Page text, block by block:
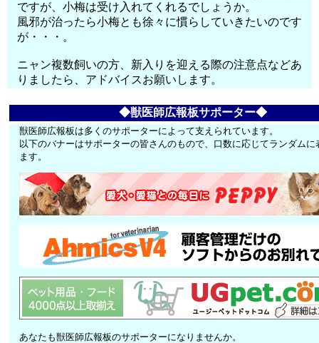
ですが、小梅は受け入れてくれるでしょうか。
風邪が治ったら小梅とも徐々に慣らしていきたいのです
が・・・。
ニャン複数飼いの方、新入りを迎える際の注意点などあ
りましたら、アドバイスお願いします。
◆獣医師広報板サポーター◆
獣医師広報板は多くのサポーターによって支えられています。
以下のバナーはサポーターの皆さんのもので、口数に応じてランダムに
ます。
あなたも獣医師広報板のサポーターになりませんか。